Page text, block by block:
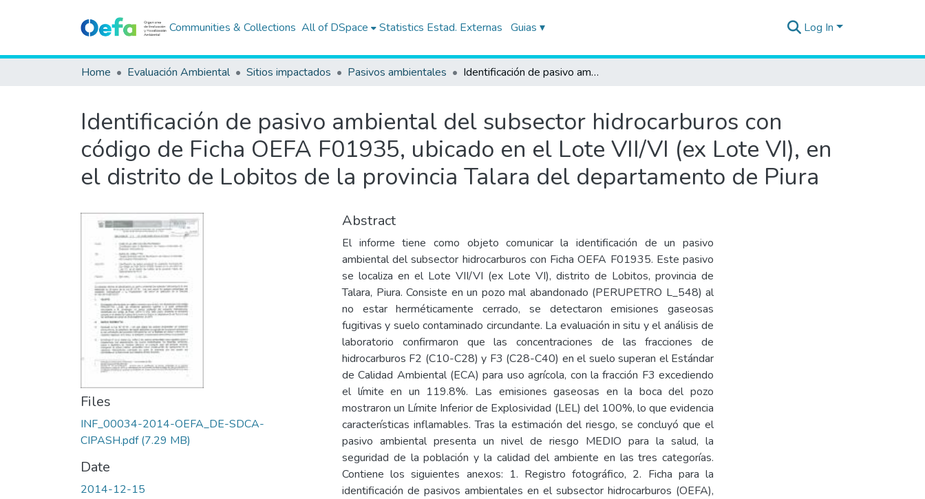
Communities & Collections All of DSpace Statistics Estad. Externas Guias ▾ Log In
Home Evaluación Ambiental Sitios impactados Pasivos ambientales Identificación de pasivo ambiental del subsector hidrocarburos con código de Ficha OEFA F01935, ubicado en el Lote VII/VI (ex Lote VI), en el distrito de Lobitos de la provincia Talara del departamento de Piura
Identificación de pasivo ambiental del subsector hidrocarburos con
código de Ficha OEFA F01935, ubicado en el Lote VII/VI (ex Lote VI), en
el distrito de Lobitos de la provincia Talara del departamento de Piura
Files
INF_00034-2014-OEFA_DE-SDCA-
CIPASH.pdf(7.29 MB)
Date
2014-12-15
Abstract
El informe tiene como objeto comunicar la identificación de un pasivo
ambiental del subsector hidrocarburos con Ficha OEFA F01935. Este pasivo
se localiza en el Lote VII/VI (ex Lote VI), distrito de Lobitos, provincia de
Talara, Piura. Consiste en un pozo mal abandonado (PERUPETRO L_548) al
no estar herméticamente cerrado, se detectaron emisiones gaseosas
fugitivas y suelo contaminado circundante. La evaluación in situ y el análisis de
laboratorio confirmaron que las concentraciones de las fracciones de
hidrocarburos F2 (C10-C28) y F3 (C28-C40) en el suelo superan el Estándar
de Calidad Ambiental (ECA) para uso agrícola, con la fracción F3 excediendo
el límite en un 119.8%. Las emisiones gaseosas en la boca del pozo
mostraron un Límite Inferior de Explosividad (LEL) del 100%, lo que evidencia
características inflamables. Tras la estimación del riesgo, se concluyó que el
pasivo ambiental presenta un nivel de riesgo MEDIO para la salud, la
seguridad de la población y la calidad del ambiente en las tres categorías.
Contiene los siguientes anexos: 1. Registro fotográfico, 2. Ficha para la
identificación de pasivos ambientales en el subsector hidrocarburos (OEFA),